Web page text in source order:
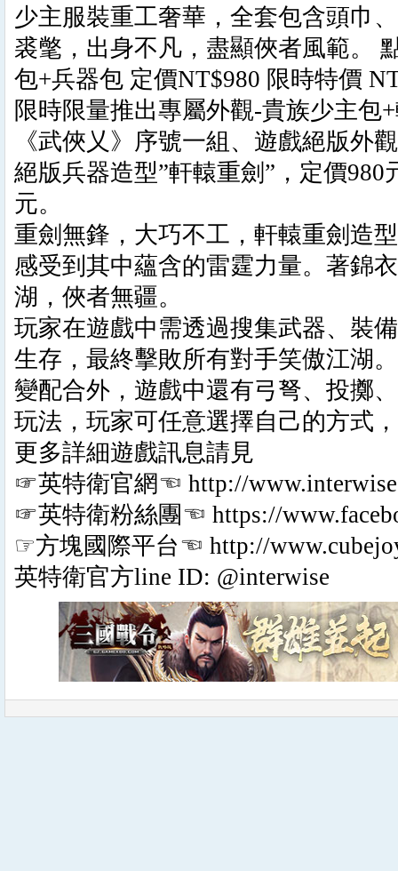
少主服裝重工奢華，全套包含頭巾
裘氅，出身不凡，盡顯俠者風範。
包+兵器包 定價NT$980 限時特價
限時限量推出專屬外觀-貴族少主包
《武俠乂》序號一組、遊戲絕版外
絕版兵器造型”軒轅重劍”，定價980
元。
重劍無鋒，大巧不工，軒轅重劍造
感受到其中蘊含的雷霆力量。著錦
湖，俠者無疆。
玩家在遊戲中需透過搜集武器、裝
生存，最終擊敗所有對手笑傲江湖
變配合外，遊戲中還有弓弩、投擲
玩法，玩家可任意選擇自己的方式
更多詳細遊戲訊息請見
☞英特衛官網☜ http://
☞英特衛粉絲團☜ https://
☞方塊國際平台☜ http://
英特衛官方line ID: @interwise